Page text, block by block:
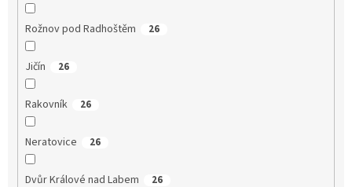
Rožnov pod Radhoštěm 26
Jičín 26
Rakovník 26
Neratovice 26
Dvůr Králové nad Labem 26